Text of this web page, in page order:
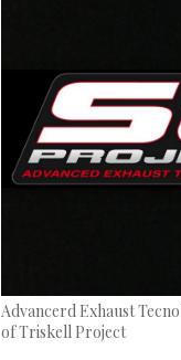
Advancerd Exhaust
of Triskell Project